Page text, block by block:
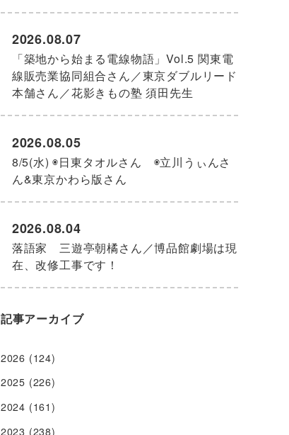
「築地から始まる電線物語」Vol.5 関東電
線販売業協同組合さん／東京ダブルリード
本舗さん／花影きもの塾 須田先生
2026.08.07
8/5(水) ◉日東タオルさん ◉立川うぃんさ
ん&東京かわら版さん
2026.08.05
落語家 三遊亭朝橘さん／博品館劇場は現
在、改修工事です！
2026.08.04
記事アーカイブ
2026 (124)
2025 (226)
2024 (161)
2023 (238)